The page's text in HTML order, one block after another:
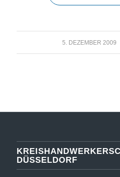
5. DEZEMBER 2009
/
DÜSSELDORF